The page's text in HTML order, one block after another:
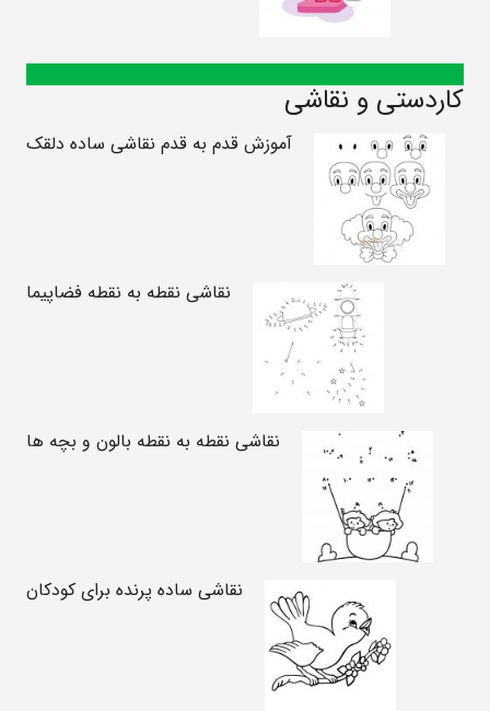
کاردستی و نقاشی
آموزش قدم به قدم نقاشی ساده دلقک
نقاشی نقطه به نقطه فضاپیما
نقاشی نقطه به نقطه بالون و بچه ها
نقاشی ساده پرنده برای کودکان